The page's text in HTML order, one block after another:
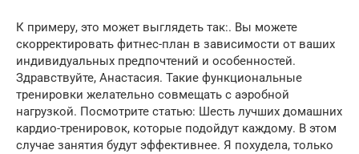
К примеру, это может выглядеть так:. Вы можете
скорректировать фитнес-план в зависимости от ваших
индивидуальных предпочтений и особенностей.
Здравствуйте, Анастасия. Такие функциональные
тренировки желательно совмещать с аэробной
нагрузкой. Посмотрите статью: Шесть лучших домашних
кардио-тренировок, которые подойдут каждому. В этом
случае занятия будут эффективнее. Я похудела, только